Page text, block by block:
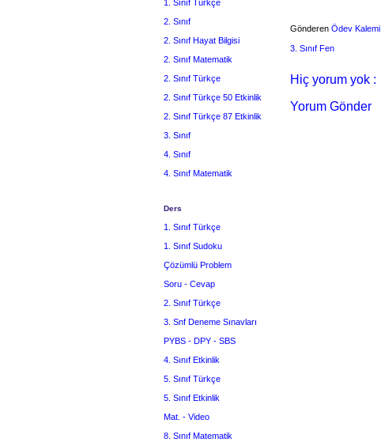
Gönderen Ödev Kalemi
3. Sınıf Fen
Hiç yorum yok :
Yorum Gönder
1. Sınıf Türkçe
2. Sınıf
2. Sınıf Hayat Bilgisi
2. Sınıf Matematik
2. Sınıf Türkçe
2. Sınıf Türkçe 50 Etkinlik
2. Sınıf Türkçe 87 Etkinlik
3. Sınıf
4. Sınıf
4. Sınıf Matematik
Ders
1. Sınıf Türkçe
1. Sınıf Sudoku
Çözümlü Problem
Soru - Cevap
2. Sınıf Türkçe
3. Snf Deneme Sınavları
PYBS - DPY - SBS
4. Sınıf Etkinlik
5. Sınıf Türkçe
5. Sınıf Etkinlik
Mat. - Video
8. Sınıf Matematik